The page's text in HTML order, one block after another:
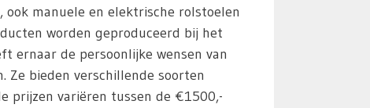
manuele en elektrische rolstoelen
worden geproduceerd bij het
ernaar de persoonlijke wensen van
Ze bieden verschillende soorten
prijzen variëren tussen de €1500,-